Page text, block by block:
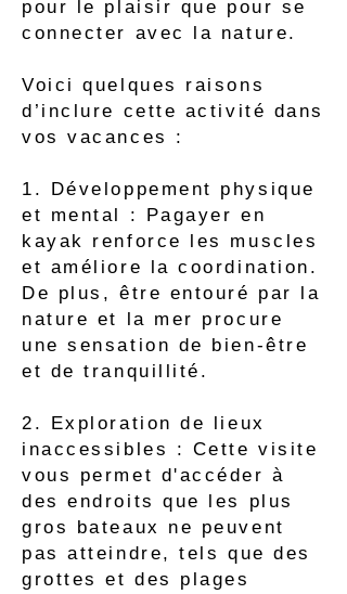
pour le plaisir que pour se
connecter avec la nature.
Voici quelques raisons
d’inclure cette activité dans
vos vacances :
1. Développement physique
et mental : Pagayer en
kayak renforce les muscles
et améliore la coordination.
De plus, être entouré par la
nature et la mer procure
une sensation de bien-être
et de tranquillité.
2. Exploration de lieux
inaccessibles : Cette visite
vous permet d'accéder à
des endroits que les plus
gros bateaux ne peuvent
pas atteindre, tels que des
grottes et des plages